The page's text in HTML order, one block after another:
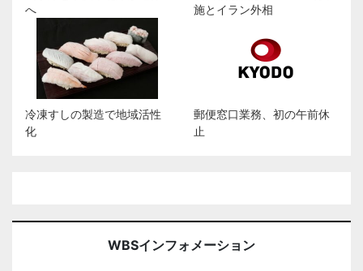
へ
施とイラン外相
冷凍すしの製造で地域活性
化
郵便窓口業務、初の午前休
止
WBSインフォメーション